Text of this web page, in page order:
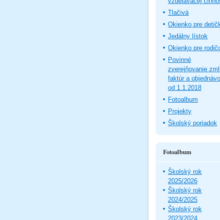
Tlačivá
Okienko pre
Jedálny lístok
Okienko pre
Povinné
zverejňovanie
faktúr a
od 1.1.2018
Fotoalbum
Projekty
Školský poriadok
Fotoalbum
Školský rok
2025/2026
Školský rok
2024/2025
Školský rok
2023/2024